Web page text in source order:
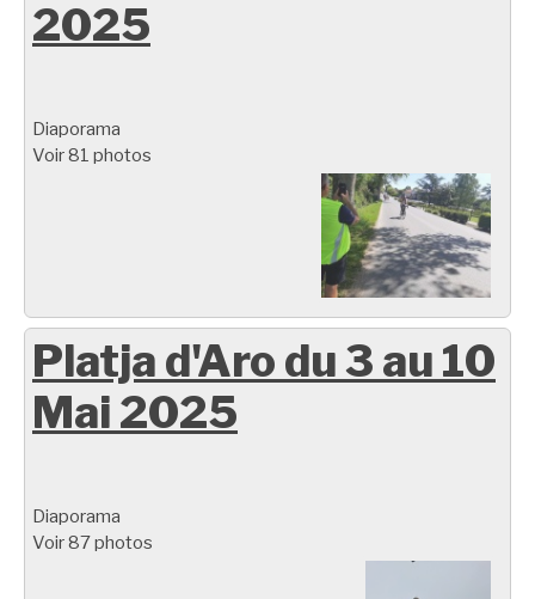
2025
Diaporama
Voir 81 photos
Platja d'Aro du 3 au 10
Mai 2025
Diaporama
Voir 87 photos